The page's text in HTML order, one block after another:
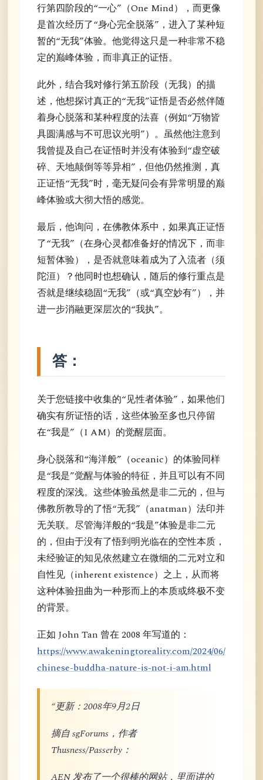
行第四阶段的“一心”（One Mind），而更像
是首次经历了“身心完全脱落”，进入了某种短
暂的“无我”体验。他觉得这只是一种非常不稳
定的巅峰体验，而非真正的证悟。
此外，结合我对修行第五阶段（无我）的描
述，他想探讨真正的“无我”证悟是否必然伴随
着身心脱落和某种程度的法喜（例如“万物皆
具圆满感与不可思议光明”）。虽然他注意到
我曾提及自己在证悟时并没有体验到“虚空破
碎、天地颠倒等等异相”，但他仍然推测，真
正证悟“无我”时，毫无疑问会有异常明显的巅
峰体验或大彻大悟的感觉。
最后，他询问，在佛教体系中，如果真正证悟
了“无我”（在身心灵都准备好的情况下，而非
短暂体验），是否就意味着成为了入流者（须
陀洹）？他同时也想确认，随后的修行重点是
否就是继续稳固“无我”（或“真空妙有”），并
进一步消融更深层次的“我执”。
答：
关于您链接中收集的“见性者体验”，如果他们
确实有所证悟的话，这些体验至多也只停留
在“我是”（I AM）的觉醒层面。
身心脱落和“海洋般”（oceanic）的体验同样
是“我是”觉醒与体验的特征，并且可以有不同
程度的深浅。这些体验虽然是非二元的，但与
佛教所教导的了悟“无我”（anatman）法印并
无关联。尽管海洋般的“我是”体验是非二元
的，但由于没有了悟到明光临在的空性本质，
未经验证的知见依然建立在微细的二元对立和
自性见（inherent existence）之上，从而将
这种体验扭曲为一种形而上的本质或终极不变
的背景。
正如 John Tan 曾在 2008 年写道的：
https://www.awakeningtoreality.com/2024/06/
chinese-buddha-nature-is-not-i-am.html
“更新：2008年9月2日
摘自 sgForums，作者
Thusness/Passerby：
AEN 发布了一个很棒的网站，里面讲的